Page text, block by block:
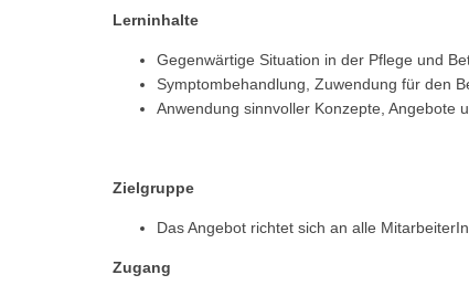
Lerninhalte
Gegenwärtige Situation in der Pflege und
Symptombehandlung, Zuwendung für den
Anwendung sinnvoller Konzepte, Angebote
Zielgruppe
Das Angebot richtet sich an alle
Zugang